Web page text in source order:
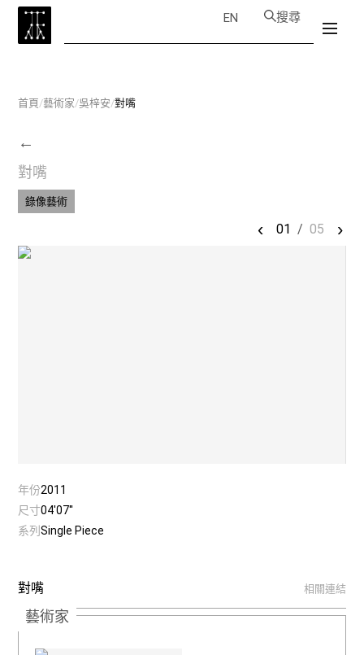
EN 搜尋
首頁/藝術家/吳梓安/對嘴
←
對嘴
錄像藝術
‹ 01 / 05 ›
年份2011
尺寸04'07''
系列Single Piece
對嘴 相關連結
藝術家